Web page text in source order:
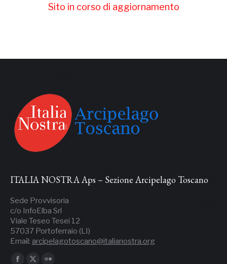
Sito in corso di aggiornamento
ITALIA NOSTRA Aps – Sezione Arcipelago Toscano
Sede Provvisoria
c/o InfoElba Srl
Viale Teseo Tesei 12
57037 Portoferraio (LI)
Email: arcipelagotoscano@italianostra.org
Ci puoi trovare su: